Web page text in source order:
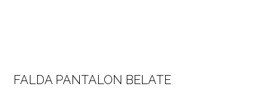
FALDA PANTALON BELATE